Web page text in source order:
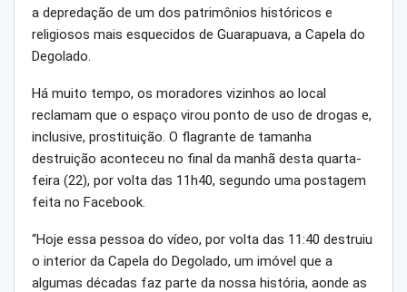
a depredação de um dos patrimônios históricos e
religiosos mais esquecidos de Guarapuava, a Capela do
Degolado.
Há muito tempo, os moradores vizinhos ao local
reclamam que o espaço virou ponto de uso de drogas e,
inclusive, prostituição. O flagrante de tamanha
destruição aconteceu no final da manhã desta quarta-
feira (22), por volta das 11h40, segundo uma postagem
feita no Facebook.
“Hoje essa pessoa do vídeo, por volta das 11:40 destruiu
o interior da Capela do Degolado, um imóvel que a
algumas décadas faz parte da nossa história, aonde as